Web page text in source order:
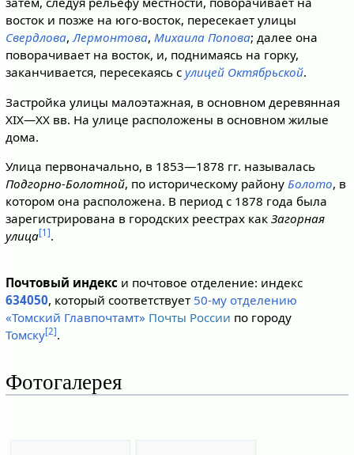
восток и позже на юго-восток, пересекает улицы
Свердлова,Лермонтова, Михаила Попова; далее она
поворачивает на восток, и, поднимаясь на горку,
заканчивается, пересекаясь с улицей Октябрьской.
Застройка улицы малоэтажная, в основном деревянная
XIX—XX вв. На улице расположены в основном жилые
дома.
Улица первоначально, в 1853—1878 гг. называлась
Подгорно-Болотной, по историческому району Болото, в
котором она расположена. В период с 1878 года была
зарегистрирована в городских реестрах как Загорная
улица[1].
Почтовый индекси почтовое отделение: индекс
634050, который соответствует 50-му отделению
«Томский Главпочтамт» Почты России по городу
Томску[2].
Фотогалерея